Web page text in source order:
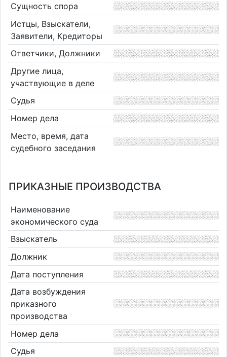
Сущность спора
Истцы, Взыскатели,
Заявители, Кредиторы
Ответчики, Должники
Другие лица,
участвующие в деле
Судья
Номер дела
Место, время, дата
судебного заседания
ПРИКАЗНЫЕ ПРОИЗВОДСТВА
Наименование
экономического суда
Взыскатель
Должник
Дата поступления
Дата возбуждения
приказного
производства
Номер дела
Судья